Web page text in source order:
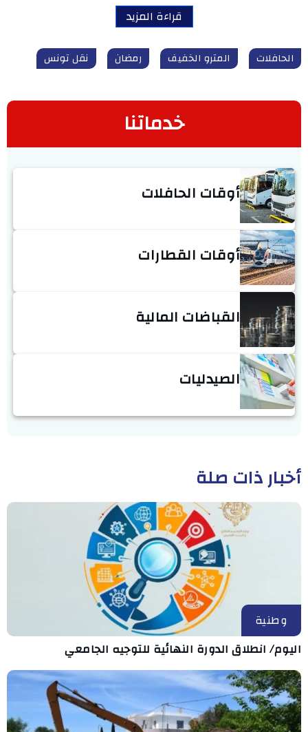
قراءة المزيد
الحافلات المترو الخفيف رمضان نقل تونس
خدماتنا
أوقات الحافلات
أوقات القطارات
القباضات المالية
الصيدليات
أخبار ذات صلة
وطنية
اليوم/ انطلاق الدورة النهائية للتوجيه الجامعي